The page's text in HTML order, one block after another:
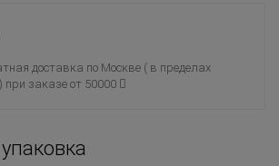
доставка по Москве ( в пределах
заказе от 50000